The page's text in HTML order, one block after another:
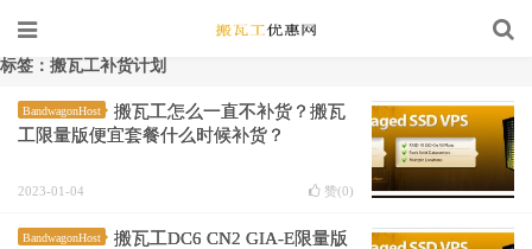
标签：搬瓦工补货计划
BandwagonHost
搬瓦工怎么一直不补货？搬瓦
工限量版便宜套餐什么时候补货？
2023-01-04 赞(0)
BandwagonHost
搬瓦工DC6 CN2 GIA-E限量版